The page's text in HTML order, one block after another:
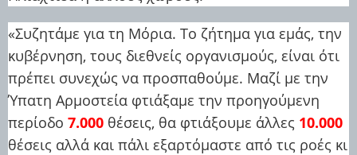
«Συζητάμε για τη Μόρια. Το ζήτημα για εμάς, την
κυβέρνηση, τους διεθνείς οργανισμούς, είναι ότι
πρέπει συνεχώς να προσπαθούμε. Μαζί με την
Ύπατη Αρμοστεία φτιάξαμε την προηγούμενη
περίοδο 7.000 θέσεις, θα φτιάξουμε άλλες 10.000
θέσεις αλλά και πάλι εξαρτόμαστε από τις ροές κι